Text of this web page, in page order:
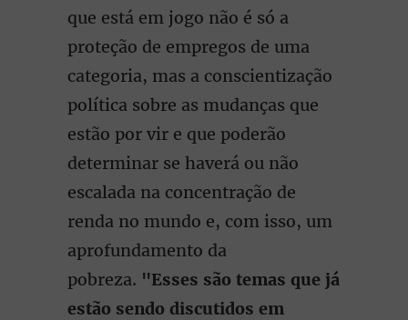
que está em jogo não é só a
proteção de empregos de uma
categoria, mas a conscientização
política sobre as mudanças que
estão por vir e que poderão
determinar se haverá ou não
escalada na concentração de
renda no mundo e, com isso, um
aprofundamento da
pobreza. "Esses são temas que já
estão sendo discutidos em